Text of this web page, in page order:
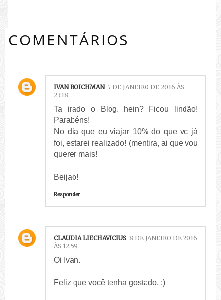
COMENTÁRIOS
IVAN ROICHMAN 7 DE JANEIRO DE 2016 ÀS
23:18
Ta irado o Blog, hein? Ficou lindão!
Parabéns!
No dia que eu viajar 10% do que vc já
foi, estarei realizado! (mentira, ai que vou
querer mais!
Beijao!
Responder
CLAUDIA LIECHAVICIUS 8 DE JANEIRO DE 2016
ÀS 12:59
Oi Ivan.
Feliz que você tenha gostado. :)